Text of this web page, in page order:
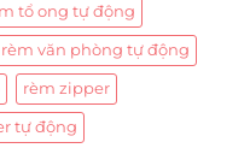
tổ ong tự động
rèm văn phòng tự động
rèm zipper
tự động